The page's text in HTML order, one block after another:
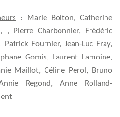
: Marie Bolton, Catherine
, Pierre Charbonnier, Frédéric
Fournier, Jean-Luc Fray,
Gomis, Laurent Lamoine,
Maillot, Céline Perol, Bruno
Regond, Anne Rolland-